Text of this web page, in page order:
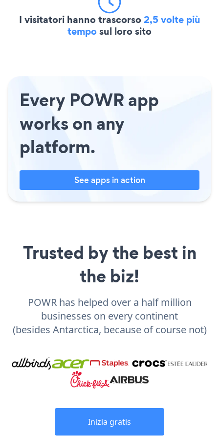
I visitatori hanno trascorso2,5 volte più
temposul loro sito
Every POWR app
works on any
platform.
See apps in action
Trusted by the best in
the biz!
POWR has helped over a half million
businesses on every continent
(besides Antarctica, because of course not)
Inizia gratis